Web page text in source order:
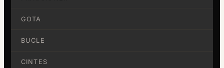
GOTA
BUCLE
CINTES